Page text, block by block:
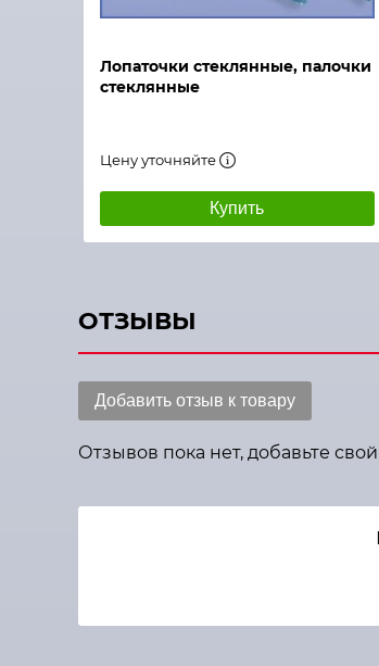
Лопаточки стеклянные, палочки
стеклянные
Цену уточняйте
Купить
Быстрый просмотр
ОТЗЫВЫ
Добавить отзыв к товару
Отзывов пока нет, добавьте